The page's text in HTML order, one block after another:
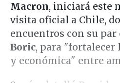
Macron, iniciará este
visita oficial a Chile,
encuentros con su
Boric, para
y económica" entre